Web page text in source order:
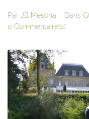
Par JB Mesona Dans
0 Commentaire(s)